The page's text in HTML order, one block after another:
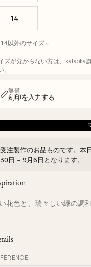
14
以外のサイズ
ズが分からない方は、kataoka
。
無償
刻印を入力する
受注製作のお品ものです。本
30日 ~ 9月6日 となります。
花色と、瑞々しい緑の調和